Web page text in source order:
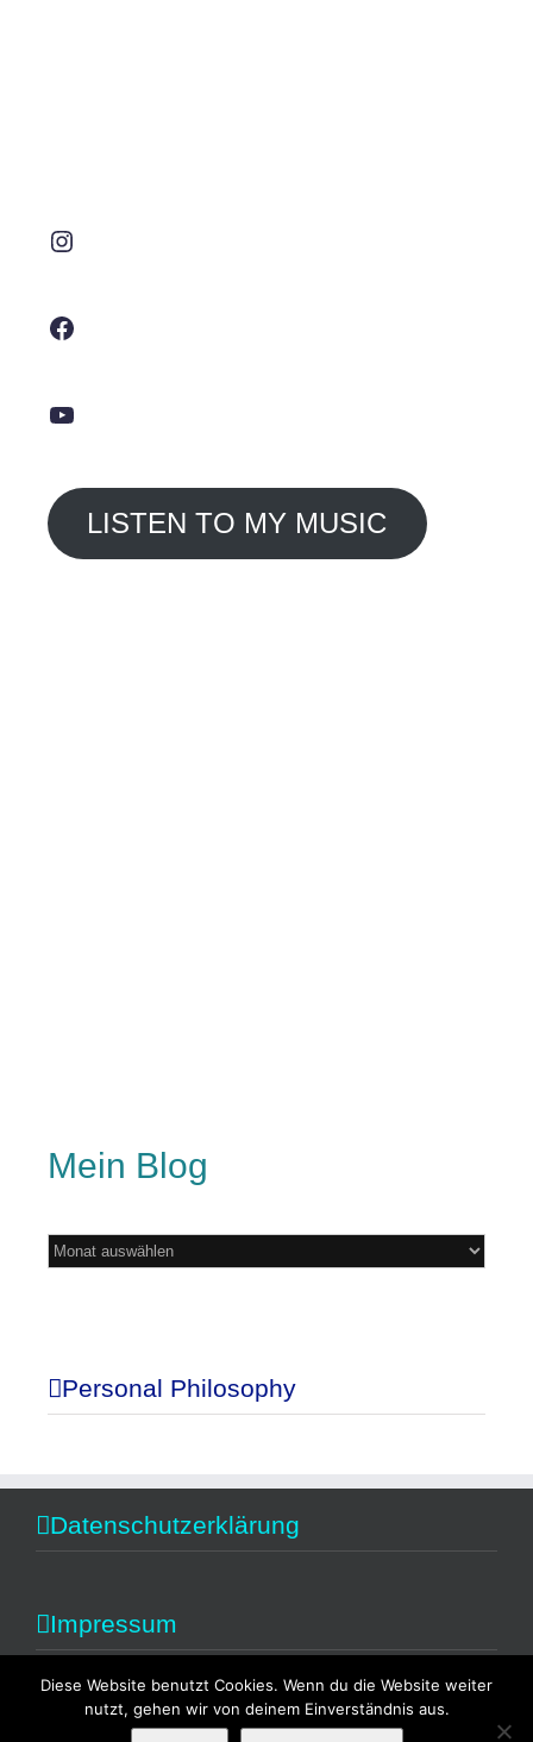
LISTEN TO MY MUSIC
Mein Blog
Mein
Blog
Personal Philosophy
Datenschutzerklärung
Impressum
Diese Website benutzt Cookies. Wenn du die Website weiter
nutzt, gehen wir von deinem Einverständnis aus.